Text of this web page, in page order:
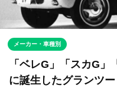
メーカー・車種別
「ベレG」「スカG
に誕生したグランツ